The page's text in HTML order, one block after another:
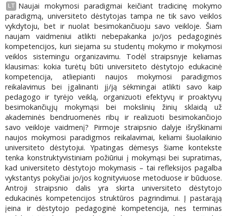
LT
Naujai mokymosi paradigmai keičiant tradicinę mokymo
paradigmą, universiteto dėstytojas tampa ne tik savo veiklos
vykdytoju, bet ir nuolat besimokančiuoju savo veikloje. Šiam
naujam vaidmeniui atlikti nebepakanka jo/jos pedagoginės
kompetencijos, kuri siejama su studentų mokymo ir mokymosi
veiklos sistemingu organizavimu. Todėl straipsnyje keliamas
klausimas: kokia turėtų būti universiteto dėstytojo edukacinė
kompetencija, atliepianti naujos mokymosi paradigmos
reikalavimus bei įgalinanti jį/ją sėkmingai atlikti savo kaip
pedagogo ir tyrėjo veiklą, organizuoti efektyvų ir proaktyvų
besimokančiųjų mokymąsi bei mokslinių žinių sklaidą už
akademinės bendruomenės ribų ir realizuoti besimokančiojo
savo veikloje vaidmenį? Pirmoje straipsnio dalyje išryškinami
naujos mokymosi paradigmos reikalavimai, keliami šiuolaikinio
universiteto dėstytojui. Ypatingas dėmesys šiame kontekste
tenka konstruktyvistiniam požiūriui į mokymąsi bei supratimas,
kad universiteto dėstytojo mokymasis – tai refleksijos pagalba
vykstantys pokyčiai jo/jos kognityviuose metoduose ir būduose.
Antroji straipsnio dalis yra skirta universiteto dėstytojo
edukacinės kompetencijos struktūros pagrindimui. Į pastarąją
įeina ir dėstytojo pedagoginė kompetencija, nes terminas